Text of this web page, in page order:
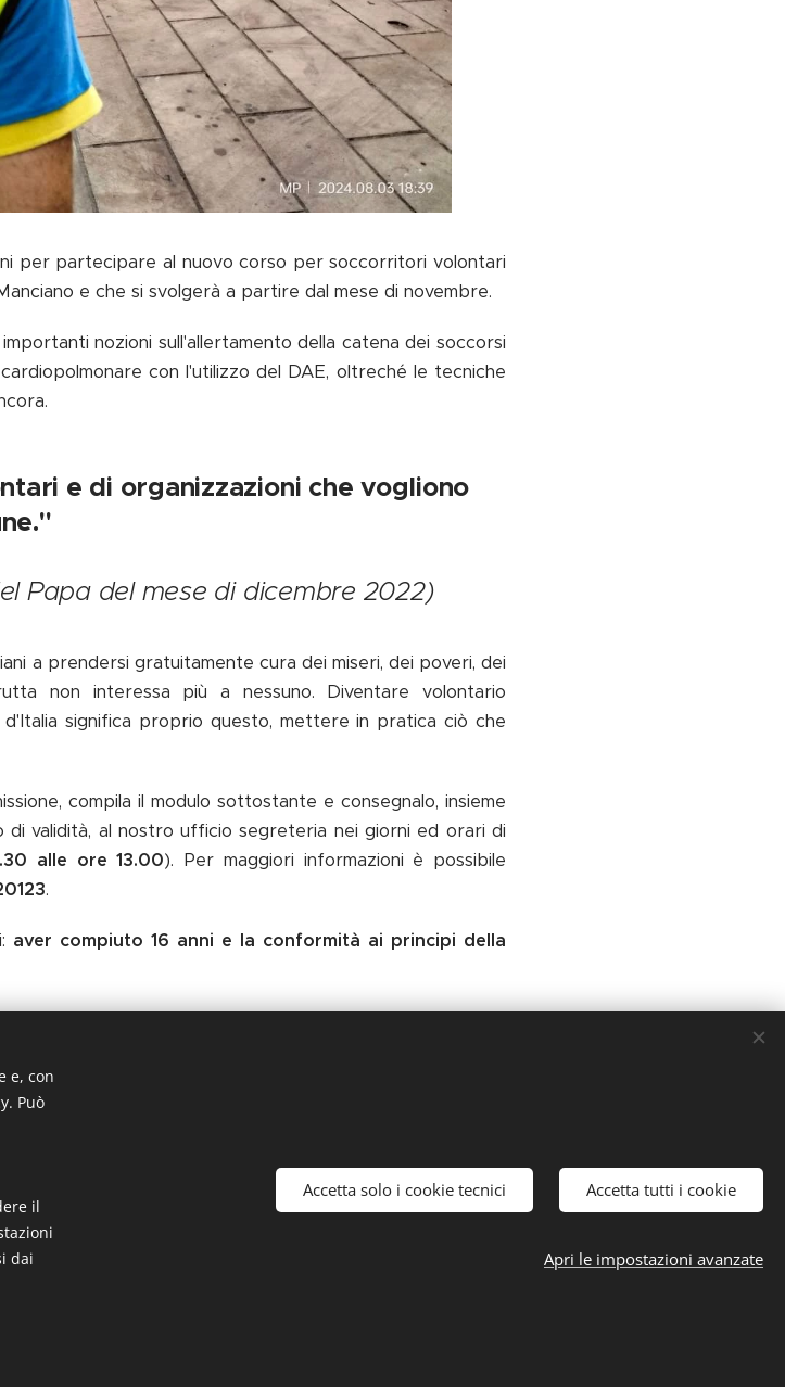
per partecipare al nuovo corso per soccorritori volontari
e che si svolgerà a partire dal mese di novembre.
nozioni sull'allertamento della catena dei soccorsi
con l'utilizzo del DAE, oltreché le tecniche
e di organizzazioni che vogliono
Papa del mese di dicembre 2022)
a prendersi gratuitamente cura dei miseri, dei poveri, dei
non interessa più a nessuno. Diventare volontario
significa proprio questo, mettere in pratica ciò che
compila il modulo sottostante e consegnalo, insieme
validità, al nostro ufficio segreteria nei giorni ed orari di
alle ore 13.00). Per maggiori informazioni è possibile
.
aver compiuto 16 anni e la conformità ai principi della
(allegare la fotocopia di un documento di identità
e, con
Può
il
dai
Accetta solo i cookie tecnici Accetta tutti i cookie
Apri le impostazioni avanzate